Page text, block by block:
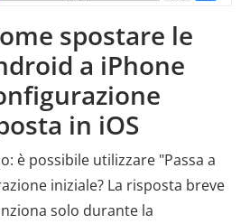
spostare le
a iPhone
in iOS
è possibile utilizzare "Passa a
iniziale? La risposta breve
solo durante la